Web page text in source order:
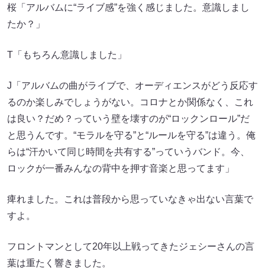
桜「アルバムに“ライブ感”を強く感じました。意識しまし
たか？」
T「もちろん意識しました」
J「アルバムの曲がライブで、オーディエンスがどう反応す
るのか楽しみでしょうがない。コロナとか関係なく、これ
は良い？だめ？っていう壁を壊すのが“ロックンロール”だ
と思うんです。“モラルを守る”と“ルールを守る”は違う。俺
らは“汗かいて同じ時間を共有する”っていうバンド。今、
ロックが一番みんなの背中を押す音楽と思ってます」
痺れました。これは普段から思っていなきゃ出ない言葉で
すよ。
フロントマンとして20年以上戦ってきたジェシーさんの言
葉は重たく響きました。